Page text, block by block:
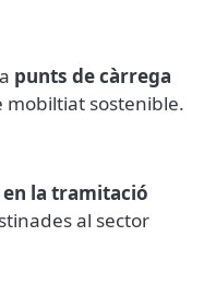
punts de càrrega
mobiltiat sostenible.
la tramitació
al sector